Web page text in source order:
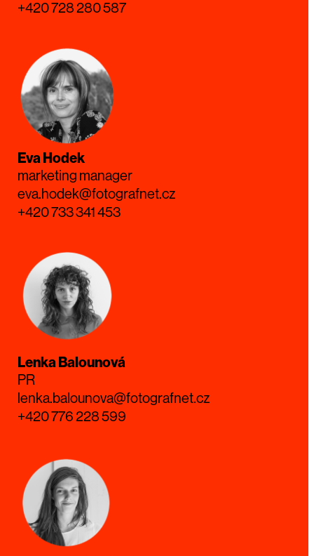
+420 728 280 587
Eva Hodek
marketing manager
eva.hodek@fotografnet.cz
+420 733 341 453
Lenka Balounová
PR
lenka.balounova@fotografnet.cz
+420 776 228 599